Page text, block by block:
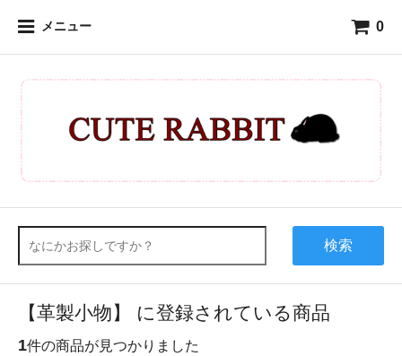
メニュー 0
検索
【革製小物】 に登録されている商品
1件の商品が見つかりました